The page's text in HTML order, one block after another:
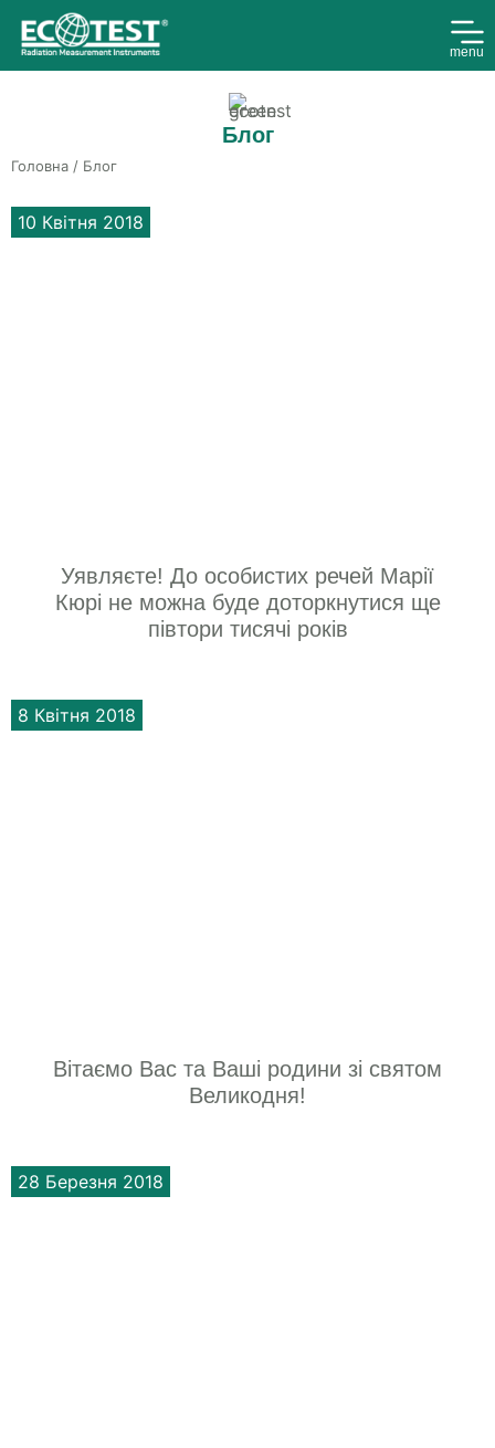
menu
Блог
Головна / Блог
10 Квітня 2018
Уявляєте! До особистих речей Марії
Кюрі не можна буде доторкнутися ще
півтори тисячі років
8 Квітня 2018
Вітаємо Вас та Ваші родини зі святом
Великодня!
28 Березня 2018